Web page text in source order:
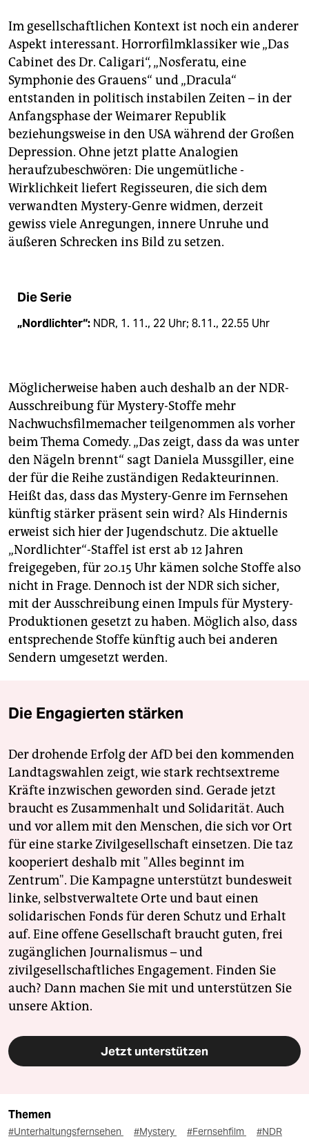
Im gesellschaftlichen Kontext ist noch ein anderer
Aspekt interessant. Horrorfilmklassiker wie „Das
Cabinet des Dr. Caligari“, „Nosferatu, eine
Symphonie des Grauens“ und „Dracula“
entstanden in politisch instabilen Zeiten – in der
Anfangsphase der Weimarer Republik
beziehungsweise in den USA während der Großen
­Depression. Ohne jetzt platte Analogien
heraufzubeschwören: Die ungemütliche ­
Wirklichkeit liefert Regisseuren, die sich dem
verwandten Mystery-Genre widmen, derzeit
gewiss viele Anregungen, innere Unruhe und
äußeren Schrecken ins Bild zu setzen.
Die Serie
„Nordlichter“: NDR, 1. 11., 22 Uhr; 8.11., 22.55 Uhr
Möglicherweise haben auch deshalb an der NDR-
Ausschreibung für Mystery-Stoffe mehr
Nachwuchsfilmemacher teilgenommen als vorher
beim Thema Comedy. „Das zeigt, dass da was unter
den Nägeln brennt“ sagt Daniela Mussgiller, eine
der für die Reihe zuständigen Redakteurinnen.
Heißt das, dass das Mystery-Genre im Fernsehen
künftig stärker präsent sein wird? Als Hindernis
erweist sich hier der Jugendschutz. Die aktuelle
„Nordlichter“-Staffel ist erst ab 12 Jahren
freigegeben, für 20.15 Uhr kämen solche Stoffe also
nicht in Frage. Dennoch ist der NDR sich sicher,
mit der Ausschreibung einen Impuls für Mystery-
Produktionen gesetzt zu haben. Möglich also, dass
entsprechende Stoffe künftig auch bei anderen
Sendern umgesetzt werden.
Die Engagierten stärken
Der drohende Erfolg der AfD bei den kommenden
Landtagswahlen zeigt, wie stark rechtsextreme
Kräfte inzwischen geworden sind. Gerade jetzt
braucht es Zusammenhalt und Solidarität. Auch
und vor allem mit den Menschen, die sich vor Ort
für eine starke Zivilgesellschaft einsetzen. Die taz
kooperiert deshalb mit "Alles beginnt im
Zentrum". Die Kampagne unterstützt bundesweit
linke, selbstverwaltete Orte und baut einen
solidarischen Fonds für deren Schutz und Erhalt
auf. Eine offene Gesellschaft braucht guten, frei
zugänglichen Journalismus – und
zivilgesellschaftliches Engagement. Finden Sie
auch? Dann machen Sie mit und unterstützen Sie
unsere Aktion.
Jetzt unterstützen
Themen
#Unterhaltungsfernsehen #Mystery #Fernsehfilm #NDR